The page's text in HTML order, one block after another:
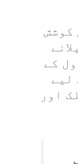
کوشش
کے
لیے
اور